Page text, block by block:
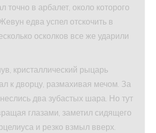
точно в арбалет, около которого
едва успел отскочить в
осколков все же ударили
кристаллический рыцарь
к дворцу, размахивая мечом. За
два зубастых шара. Но тут
глазами, заметил сидящего
и резко взмыл вверх.